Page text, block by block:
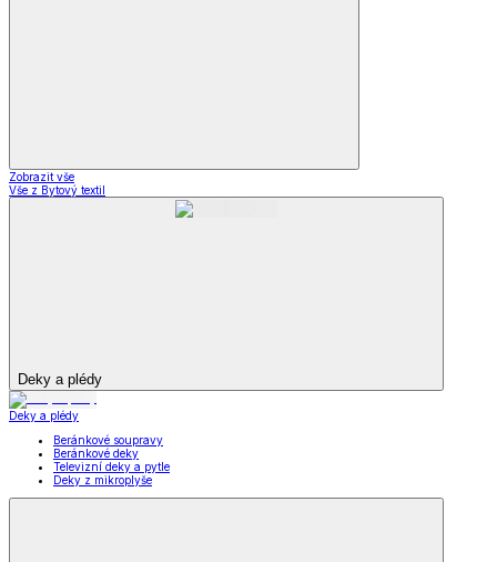
Zobrazit vše
Vše z Bytový textil
Deky a plédy
Deky a plédy
Beránkové soupravy
Beránkové deky
Televizní deky a pytle
Deky z mikroplyše